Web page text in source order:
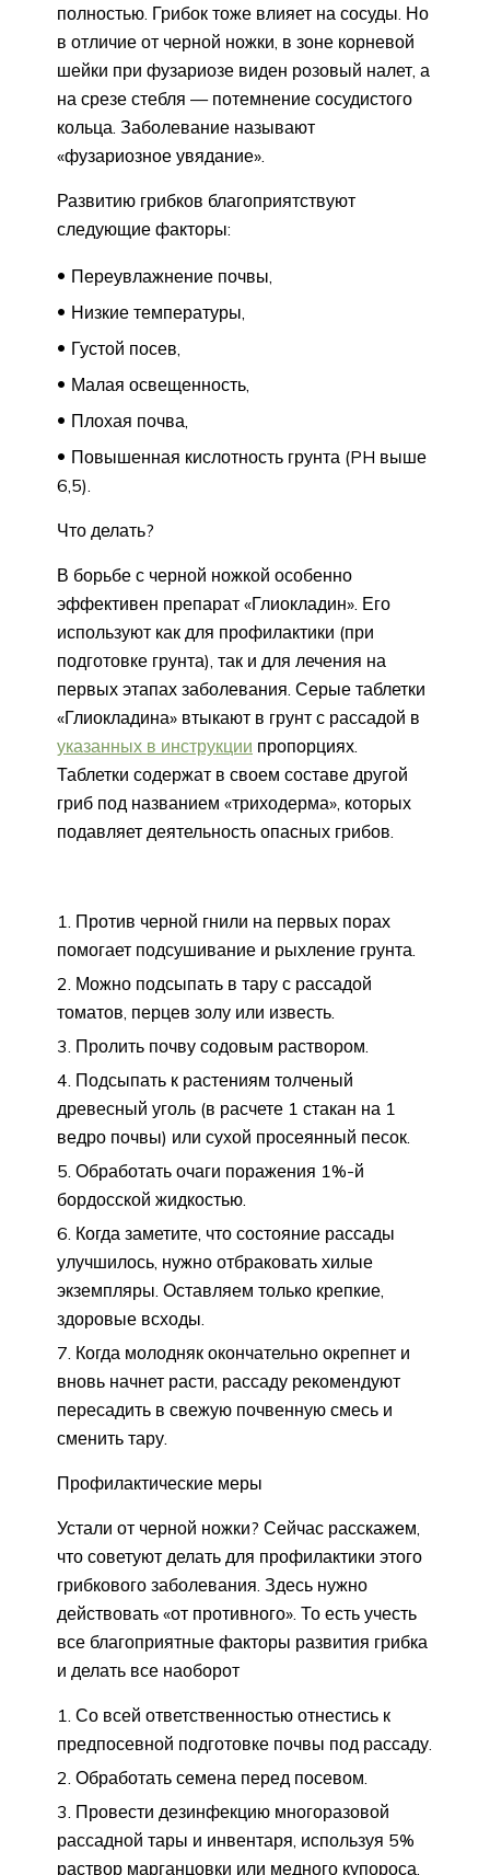
полностью. Грибок тоже влияет на сосуды. Но
в отличие от черной ножки, в зоне корневой
шейки при фузариозе виден розовый налет, а
на срезе стебля — потемнение сосудистого
кольца. Заболевание называют
«фузариозное увядание».
Развитию грибков благоприятствуют
следующие факторы:
Переувлажнение почвы,
Низкие температуры,
Густой посев,
Малая освещенность,
Плохая почва,
Повышенная кислотность грунта (PH выше
6,5).
Что делать?
В борьбе с черной ножкой особенно
эффективен препарат «Глиокладин». Его
используют как для профилактики (при
подготовке грунта), так и для лечения на
первых этапах заболевания. Серые таблетки
«Глиокладина» втыкают в грунт с рассадой в
указанных в инструкции пропорциях.
Таблетки содержат в своем составе другой
гриб под названием «триходерма», которых
подавляет деятельность опасных грибов.
Против черной гнили на первых порах
помогает подсушивание и рыхление грунта.
Можно подсыпать в тару с рассадой
томатов, перцев золу или известь.
Пролить почву содовым раствором.
Подсыпать к растениям толченый
древесный уголь (в расчете 1 стакан на 1
ведро почвы) или сухой просеянный песок.
Обработать очаги поражения 1%-й
бордосской жидкостью.
Когда заметите, что состояние рассады
улучшилось, нужно отбраковать хилые
экземпляры. Оставляем только крепкие,
здоровые всходы.
Когда молодняк окончательно окрепнет и
вновь начнет расти, рассаду рекомендуют
пересадить в свежую почвенную смесь и
сменить тару.
Профилактические меры
Устали от черной ножки? Сейчас расскажем,
что советуют делать для профилактики этого
грибкового заболевания. Здесь нужно
действовать «от противного». То есть учесть
все благоприятные факторы развития грибка
и делать все наоборот
Со всей ответственностью отнестись к
предпосевной подготовке почвы под рассаду.
Обработать семена перед посевом.
Провести дезинфекцию многоразовой
рассадной тары и инвентаря, используя 5%
раствор марганцовки или медного купороса.